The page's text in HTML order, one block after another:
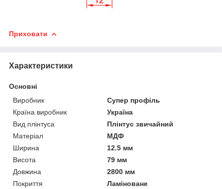
Приховати
Характеристики
Основні
Виробник
Супер профіль
Країна виробник
Україна
Вид плінтуса
Плінтус звичайний
Матеріал
МДФ
Ширина
12.5 мм
Висота
79 мм
Довжина
2800 мм
Покриття
Ламіноване